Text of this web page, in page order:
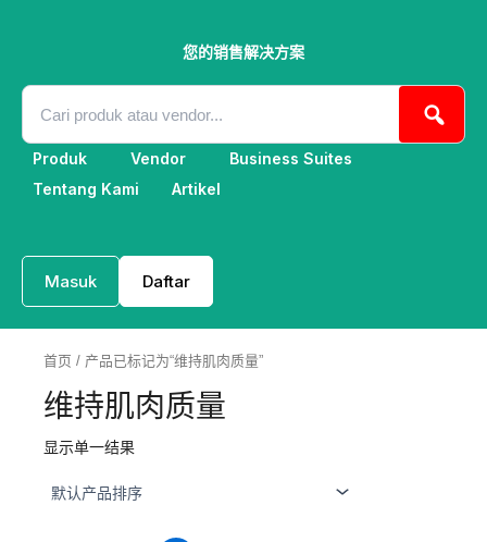
您的销售解决方案
Produk Vendor
Business Suites
Tentang Kami
Artikel
Masuk Daftar
首页 / 产品已标记为“维持肌肉质量”
维持肌肉质量
显示单一结果